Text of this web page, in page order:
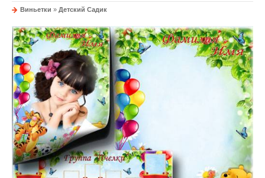
Виньетки » Детский Садик